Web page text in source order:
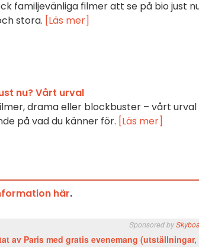
familjevänliga filmer att se på bio just
stora. [Läs mer]
nu? Vårt urval
drama eller blockbuster – vårt urval
på vad du känner för. [Läs mer]
här.